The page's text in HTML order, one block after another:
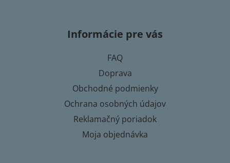
Informácie pre vás
FAQ
Doprava
Obchodné podmienky
Ochrana osobných údajov
Reklamačný poriadok
Moja objednávka